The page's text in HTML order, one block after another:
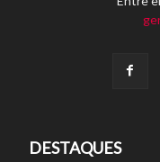
DESTAQUES